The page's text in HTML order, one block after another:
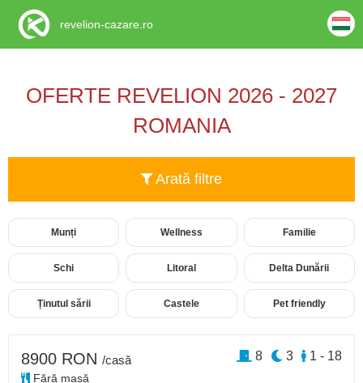
OFERTE REVELION 2026 - 2027
ROMANIA
Arată filtre
Munți Wellness Familie
Schi Litoral Delta Dunării
Ținutul sării Castele Pet friendly
8900 RON /casă
Fără masă
1 - 18
3
8
revelion-cazare.ro